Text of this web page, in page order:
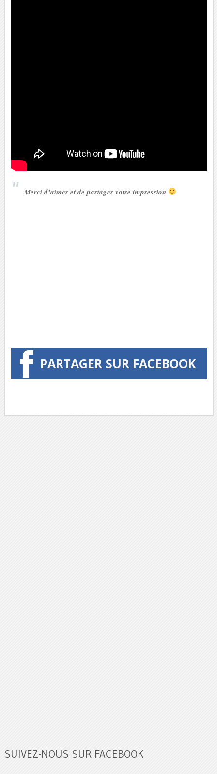
Merci d’aimer et de partager votre impression
PARTAGER SUR FACEBOOK
SUIVEZ-NOUS SUR FACEBOOK